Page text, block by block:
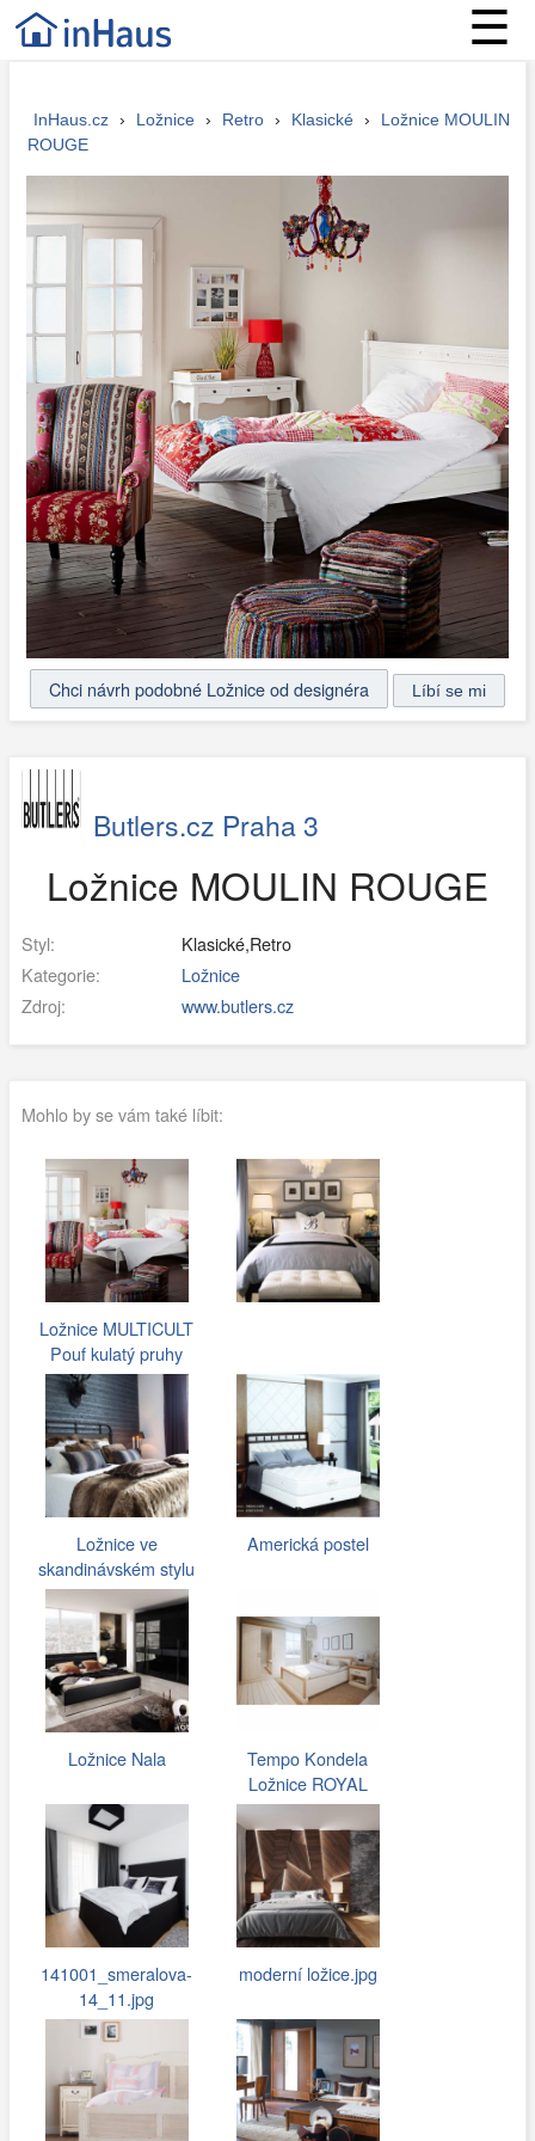
☰
InHaus.cz › Ložnice › Retro › Klasické ›
Ložnice MOULIN
ROUGE
Chci návrh podobné Ložnice od designéra
Butlers.cz Praha 3
Ložnice MOULIN ROUGE
Styl:
Klasické,Retro
Kategorie:
Ložnice
Zdroj:
www.butlers.cz
Mohlo by se vám také líbit:
Ložnice MULTICULT
Pouf kulatý pruhy
Ložnice ve
skandinávském stylu
Americká postel
Ložnice Nala
Tempo Kondela
Ložnice ROYAL
141001_smeralova-
14_11.jpg
moderní ložice.jpg